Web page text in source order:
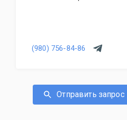
(980) 756-84-86
Отправить